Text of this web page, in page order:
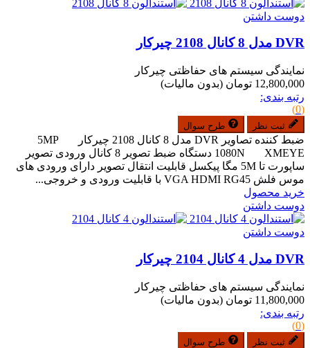
دوست داشتن
DVR مدل 8 کانال 2108 چیرکار
نمایندگی سیستم های حفاظتی چیرکار
12,800,000 تومان
(بدون مالیات)
رتبه بندی:
(0)
ثبت نظر طرح سوال
ضبط کننده تصاویر DVR مدل 8 کانال 2108 چیرکار5MP
1080N XMEYE دستگاه ضبط تصویر 8 کانال ورودی تصویر
ساپورت تا 5M مگا پیکسل قابلیت انتقال تصویر دارای ورودی های
موس فلش VGA HDMI RG45 با قابلیت ورودی و خروجی...
خرید محصول
دوست داشتن
دوست داشتن
DVR مدل 4 کانال 2104 چیرکار
نمایندگی سیستم های حفاظتی چیرکار
11,800,000 تومان
(بدون مالیات)
رتبه بندی:
(0)
ثبت نظر طرح سوال